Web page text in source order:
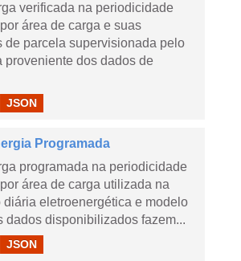
verificada na periodicidade
área de carga e suas
de parcela supervisionada pelo
proveniente dos dados de
JSON
Programada
programada na periodicidade
área de carga utilizada na
diária eletroenergética e modelo
dados disponibilizados fazem...
JSON